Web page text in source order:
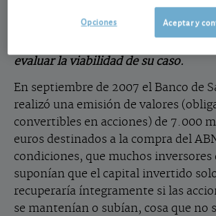
hace un llamamiento a todos
día, contrataron este producto para
evaluar la viabilidad de su caso.
En septiembre de 2007 el Banco de
realizó una emisión de valores
convertibles en acciones) de 7.000
euros destinados a la compra del
condiciones, que muchos inversores
suponían que el capital invertido
recuperaría íntegramente si las
se mantenían o subían, cosa que no
Aceptar y
Opciones